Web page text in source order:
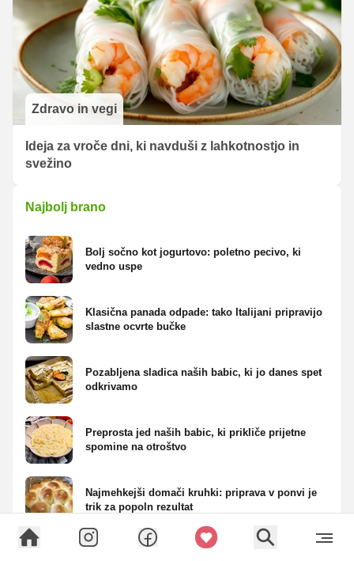
Zdravo in vegi
Ideja za vroče dni, ki navduši z lahkotnostjo in
svežino
Najbolj brano
Bolj sočno kot jogurtovo: poletno pecivo, ki
vedno uspe
Klasična panada odpade: tako Italijani pripravijo
slastne ocvrte bučke
Pozabljena sladica naših babic, ki jo danes spet
odkrivamo
Preprosta jed naših babic, ki prikliče prijetne
spomine na otroštvo
Najmehkejši domači kruhki: priprava v ponvi je
trik za popoln rezultat